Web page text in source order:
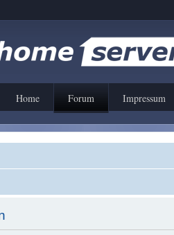
Home Forum Impressum